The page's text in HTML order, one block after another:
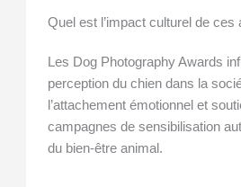
Quel est l’impact culturel de ces
Les Dog Photography Awards
perception du chien dans la
l’attachement émotionnel et
campagnes de sensibilisation
du bien-être animal.